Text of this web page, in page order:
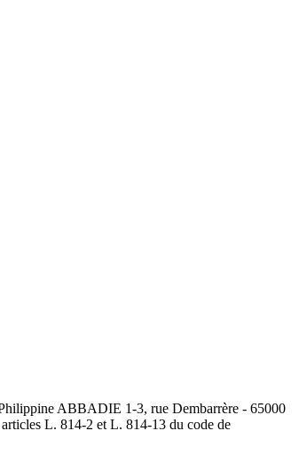
ABBADIE 1-3, rue Dembarrère - 65000
L. 814-2 et L. 814-13 du code de